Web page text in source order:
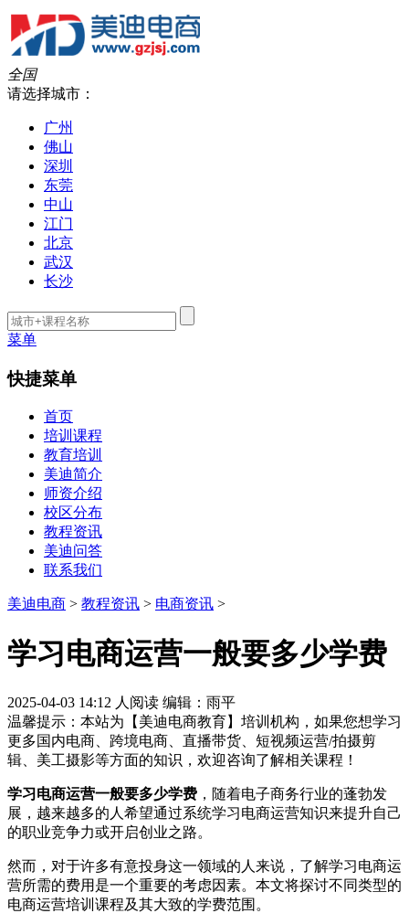
全国
请选择城市：
广州
佛山
深圳
东莞
中山
江门
北京
武汉
长沙
菜单
快捷菜单
首页
培训课程
教育培训
美迪简介
师资介绍
校区分布
教程资讯
美迪问答
联系我们
美迪电商 > 教程资讯 > 电商资讯 >
学习电商运营一般要多少学费
2025-04-03 14:12 人阅读 编辑：雨平
温馨提示：本站为【美迪电商教育】培训机构，如果您想学习
更多国内电商、跨境电商、直播带货、短视频运营/拍摄剪
辑、美工摄影等方面的知识，欢迎咨询了解相关课程！
学习电商运营一般要多少学费 ，随着电子商务行业的蓬勃发
展，越来越多的人希望通过系统学习电商运营知识来提升自己
的职业竞争力或开启创业之路。
然而，对于许多有意投身这一领域的人来说，了解学习电商运
营所需的费用是一个重要的考虑因素。本文将探讨不同类型的
电商运营培训课程及其大致的学费范围。